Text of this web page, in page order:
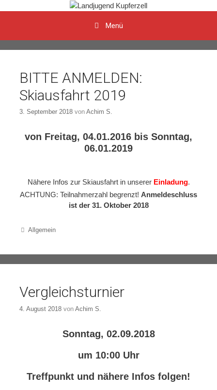
Menü
BITTE ANMELDEN:
Skiausfahrt 2019
3. September 2018 von Achim S.
von Freitag, 04.01.2016 bis Sonntag,
06.01.2019
Nähere Infos zur Skiausfahrt in unserer Einladung.
ACHTUNG: Teilnahmerzahl begrenzt! Anmeldeschluss
ist der 31. Oktober 2018
Categories
Allgemein
Vergleichsturnier
4. August 2018 von Achim S.
Sonntag, 02.09.2018
um 10:00 Uhr
Treffpunkt und nähere Infos folgen!